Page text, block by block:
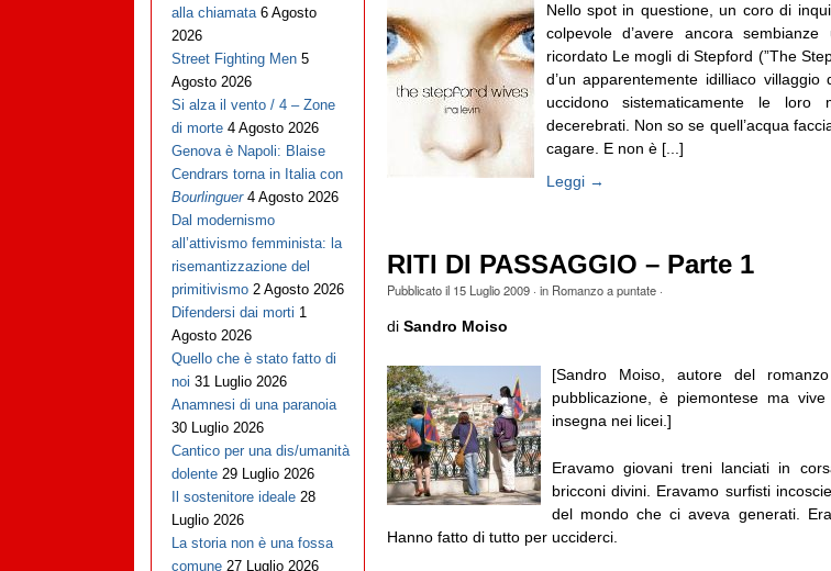
Nello spot in questione, un coro di
colpevole d’avere ancora
ricordato Le mogli di Stepford (”The
d’un apparentemente idilliaco
uccidono sistematicamente le
decerebrati. Non so se quell’acqua
cagare. E non è [...]
Leggi →
RITI DI PASSAGGIO – Parte 1
Pubblicato il 15 Luglio 2009· in Romanzo a puntate·
di Sandro Moiso
[Sandro Moiso, autore del
pubblicazione, è piemontese ma
insegna nei licei.]
Eravamo giovani treni lanciati in
bricconi divini. Eravamo surfisti
del mondo che ci aveva generati.
Hanno fatto di tutto per ucciderci.
alla chiamata 6 Agosto
2026
Street Fighting Men 5
Agosto 2026
Si alza il vento / 4 – Zone
di morte 4 Agosto 2026
Genova è Napoli: Blaise
Cendrars torna in Italia con
Bourlinguer 4 Agosto 2026
Dal modernismo
all’attivismo femminista: la
risemantizzazione del
primitivismo 2 Agosto 2026
Difendersi dai morti 1
Agosto 2026
Quello che è stato fatto di
noi 31 Luglio 2026
Anamnesi di una paranoia
30 Luglio 2026
Cantico per una dis/umanità
dolente 29 Luglio 2026
Il sostenitore ideale 28
Luglio 2026
La storia non è una fossa
comune 27 Luglio 2026